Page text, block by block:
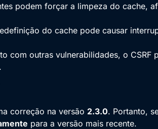
podem forçar a limpeza do cache,
do cache pode causar
com outras vulnerabilidades, o CSRF
correção na versão 2.3.0. Portanto,
para a versão mais recente.